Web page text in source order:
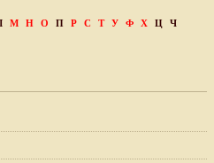
М Н О П Р С Т У Ф Х Ц
Ч